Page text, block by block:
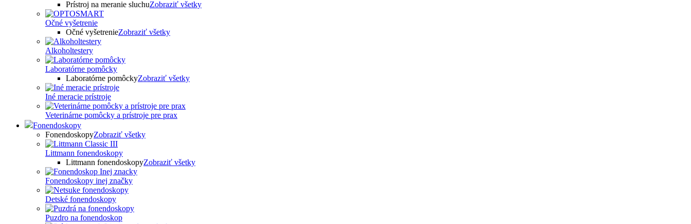
Prístroj na meranie sluchuZobraziť všetky
Očné vyšetrenie
Očné vyšetrenieZobraziť všetky
Alkoholtestery
Laboratórne pomôcky
Laboratórne pomôckyZobraziť všetky
Iné meracie prístroje
Veterinárne pomôcky a prístroje pre prax
Fonendoskopy
FonendoskopyZobraziť všetky
Littmann fonendoskopy
Littmann fonendoskopyZobraziť všetky
Fonendoskopy inej značky
Detské fonendoskopy
Puzdro na fonendoskop